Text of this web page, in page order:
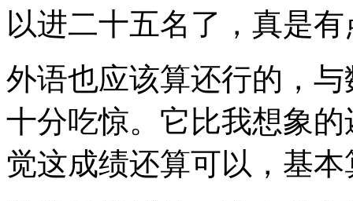
以进二十五名了，真是
外语也应该算还行的，
十分吃惊。它比我想象
觉这成绩还算可以，基